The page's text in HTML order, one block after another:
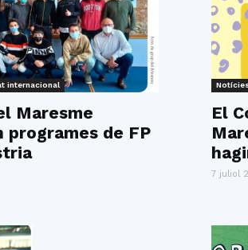
internacional
Maresme
programes de FP
El
7 juliol